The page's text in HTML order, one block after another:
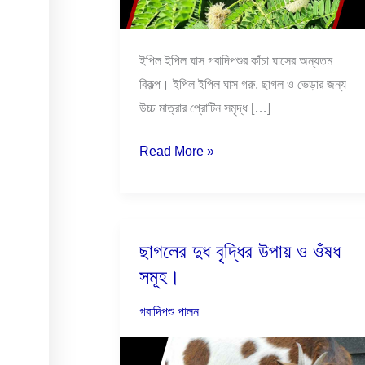
ইপিল ইপিল ঘাস গবাদিপশুর কাঁচা ঘাসের অন্যতম
বিকল্প। ইপিল ইপিল ঘাস গরু, ছাগল ও ভেড়ার জন্য
উচ্চ মাত্রার প্রোটিন সমৃদ্ধ […]
Read More »
ছাগলের দুধ বৃদ্ধির উপায় ও ওঁষধ
সমূহ।
গবাদিপশু পালন
ছাগলের
দুধ
উপায়